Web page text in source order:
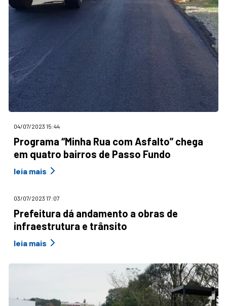
04/07/2023 15:44
Programa “Minha Rua com Asfalto” chega
em quatro bairros de Passo Fundo
leia mais
03/07/2023 17:07
Prefeitura dá andamento a obras de
infraestrutura e trânsito
leia mais